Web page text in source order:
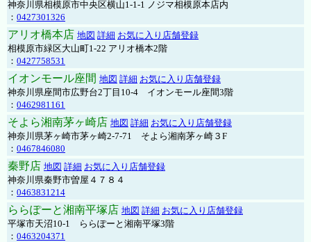
神奈川県相模原市中央区横山1-1-1 ノジマ相模原本店内
： 0427301326
アリオ橋本店 地図 詳細 お気に入り店舗登録
相模原市緑区大山町1-22 アリオ橋本2階
： 0427758531
イオンモール座間 地図 詳細 お気に入り店舗登録
神奈川県座間市広野台2丁目10-4 イオンモール座間3階
： 0462981161
そよら湘南茅ヶ崎店 地図 詳細 お気に入り店舗登録
神奈川県茅ヶ崎市茅ヶ崎2‐7‐71 そよら湘南茅ヶ崎３F
： 0467846080
秦野店 地図 詳細 お気に入り店舗登録
神奈川県秦野市曽屋４７８４
： 0463831214
ららぽーと湘南平塚店 地図 詳細 お気に入り店舗登録
平塚市天沼10-1 ららぽーと湘南平塚3階
： 0463204371